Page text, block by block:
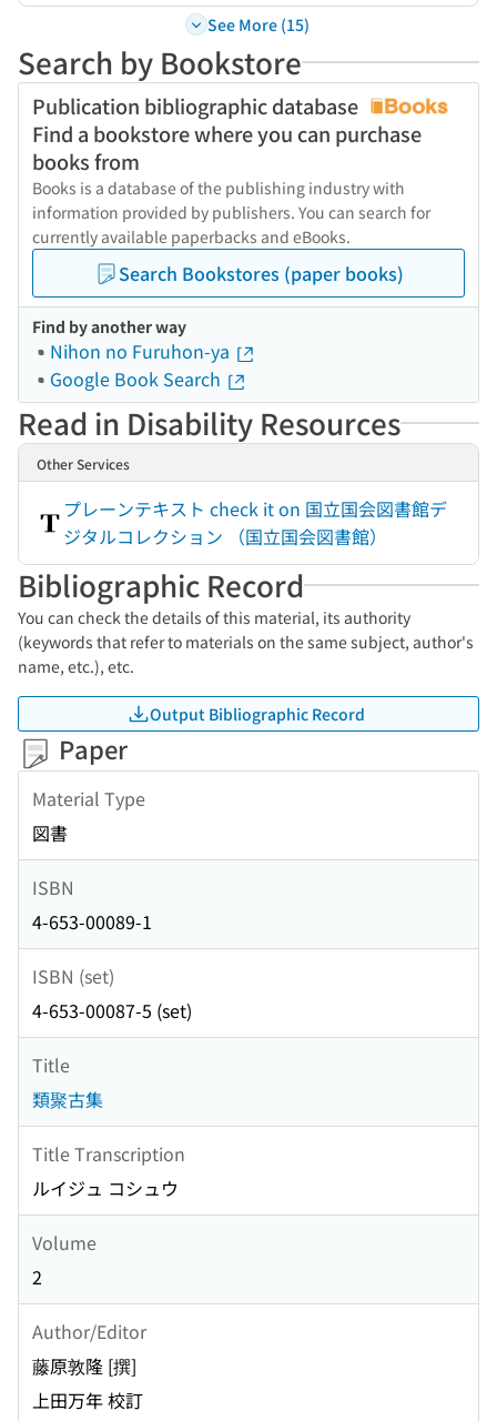
See More (15)
Search by Bookstore
Publication bibliographic database
Find a bookstore where you can purchase
books from
Books is a database of the publishing industry with
information provided by publishers. You can search for
currently available paperbacks and eBooks.
Search Bookstores (paper books)
Find by another way
Nihon no Furuhon-ya
Google Book Search
Read in Disability Resources
Other Services
プレーンテキスト check it on 国立国会図書館デ
ジタルコレクション （国立国会図書館）
Bibliographic Record
You can check the details of this material, its authority
(keywords that refer to materials on the same subject, author's
name, etc.), etc.
Output Bibliographic Record
Paper
Material Type
図書
ISBN
4-653-00089-1
ISBN (set)
4-653-00087-5 (set)
Title
類聚古集
Title Transcription
ルイジュ コシュウ
Volume
2
Author/Editor
藤原敦隆 [撰]
上田万年 校訂